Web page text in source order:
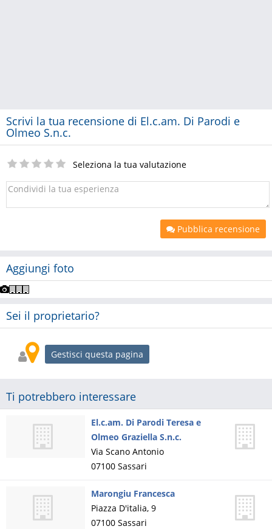
Scrivi la tua recensione di El.c.am. Di Parodi e
Olmeo S.n.c.
Seleziona la tua valutazione
Pubblica recensione
Aggiungi foto
Sei il proprietario?
Gestisci questa pagina
Ti potrebbero interessare
El.c.am. Di Parodi Teresa e
Olmeo Graziella S.n.c.
Via Scano Antonio
07100 Sassari
Marongiu Francesca
Piazza D'italia, 9
07100 Sassari